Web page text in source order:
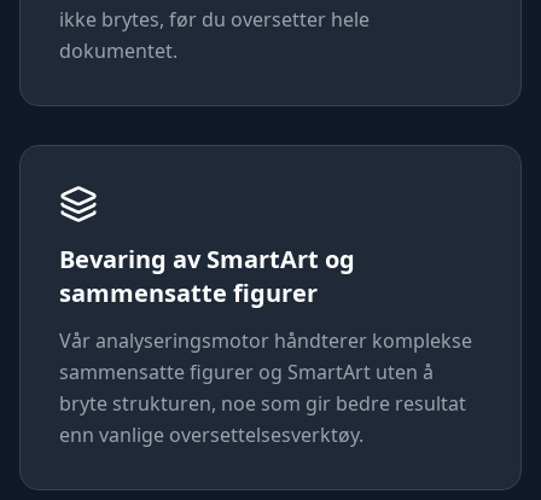
ikke brytes, før du oversetter hele
dokumentet.
Bevaring av SmartArt og
sammensatte figurer
Vår analyseringsmotor håndterer komplekse
sammensatte figurer og SmartArt uten å
bryte strukturen, noe som gir bedre resultat
enn vanlige oversettelsesverktøy.